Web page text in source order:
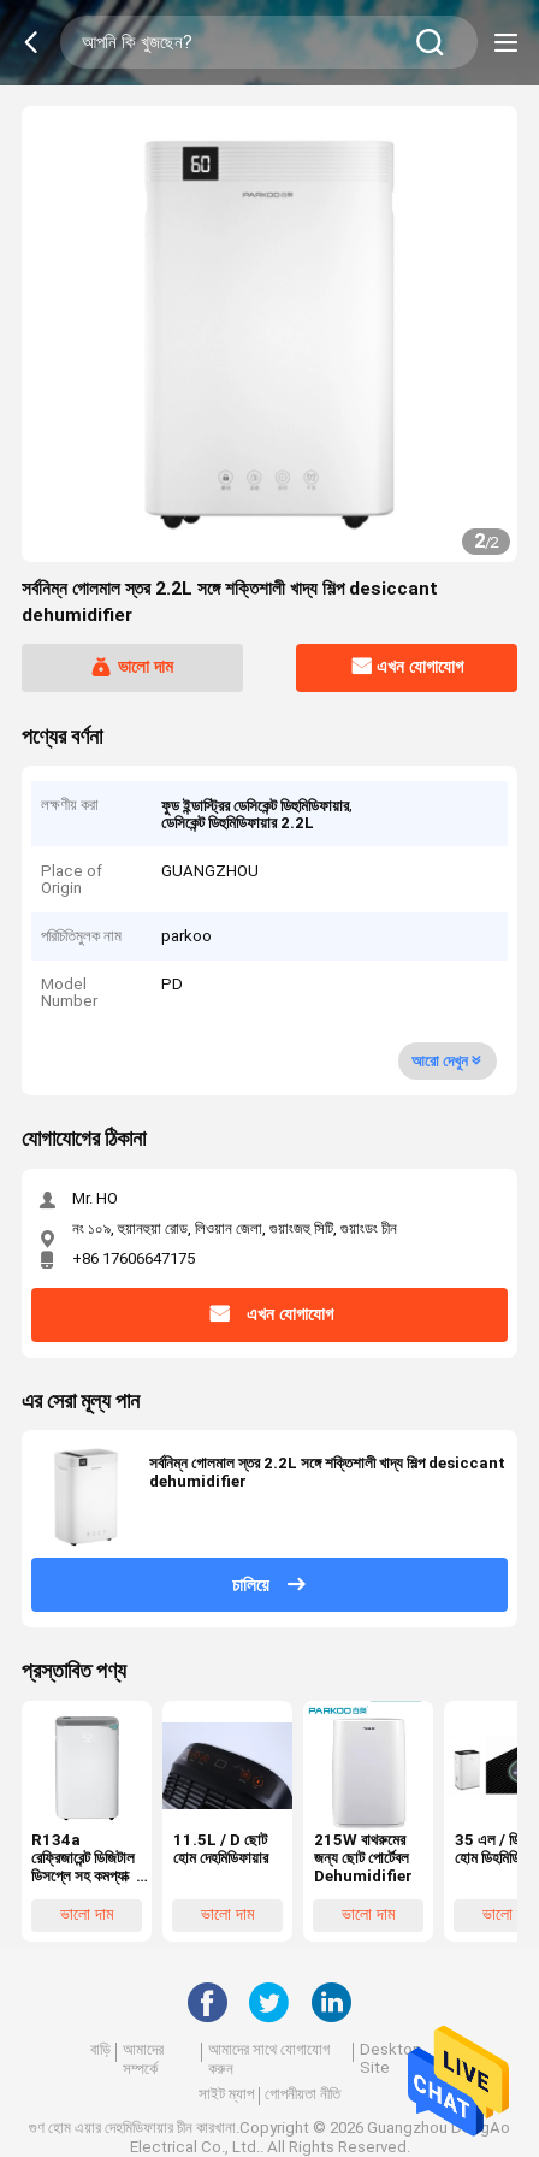
2/2
সর্বনিম্ন গোলমাল স্তর 2.2L সঙ্গে শক্তিশালী খাদ্য শিল্প desiccant
dehumidifier
ভালো দাম এখন যোগাযোগ
পণ্যের বর্ণনা
লক্ষণীয় করা ফুড ইন্ডাস্ট্রির ডেসিকেন্ট ডিহুমিডিফায়ার,
ডেসিকেন্ট ডিহুমিডিফায়ার 2.2L
Place of
Origin
GUANGZHOU
পরিচিতিমুলক নাম parkoo
Model
Number
PD
আরো দেখুন
যোগাযোগের ঠিকানা
Mr. HO
নং ১০৯, হুয়ানহুয়া রোড, লিওয়ান জেলা, গুয়াংজহু সিটি, গুয়াংডং চীন
+86 17606647175
এখন যোগাযোগ
এর সেরা মূল্য পান
সর্বনিম্ন গোলমাল স্তর 2.2L সঙ্গে শক্তিশালী খাদ্য শিল্প desiccant
dehumidifier
চালিয়ে
প্রস্তাবিত পণ্য
R134a
রেফ্রিজারেন্ট ডিজিটাল
ডিসপ্লে সহ কমপ্যাক্ট
ডিহুমিডিফায়ার
ভালো দাম
11.5L / D ছোট
হোম দেহমিডিফায়ার
ভালো দাম
215W বাথরুমের
জন্য ছোট পোর্টেবল
Dehumidifier
ভালো দাম
35 এল / ডি
হোম
ভালো দাম
বাড়ি
আমাদের
সম্পর্কে
আমাদের সাথে যোগাযোগ
করুন
Desktop
Site
সাইট ম্যাপ
গোপনীয়তা নীতি
গুণ হোম এয়ার দেহমিডিফায়ার চীন কারখানা.Copyright © 2026 Guangzhou DongAo
Electrical Co., Ltd.. All Rights Reserved.